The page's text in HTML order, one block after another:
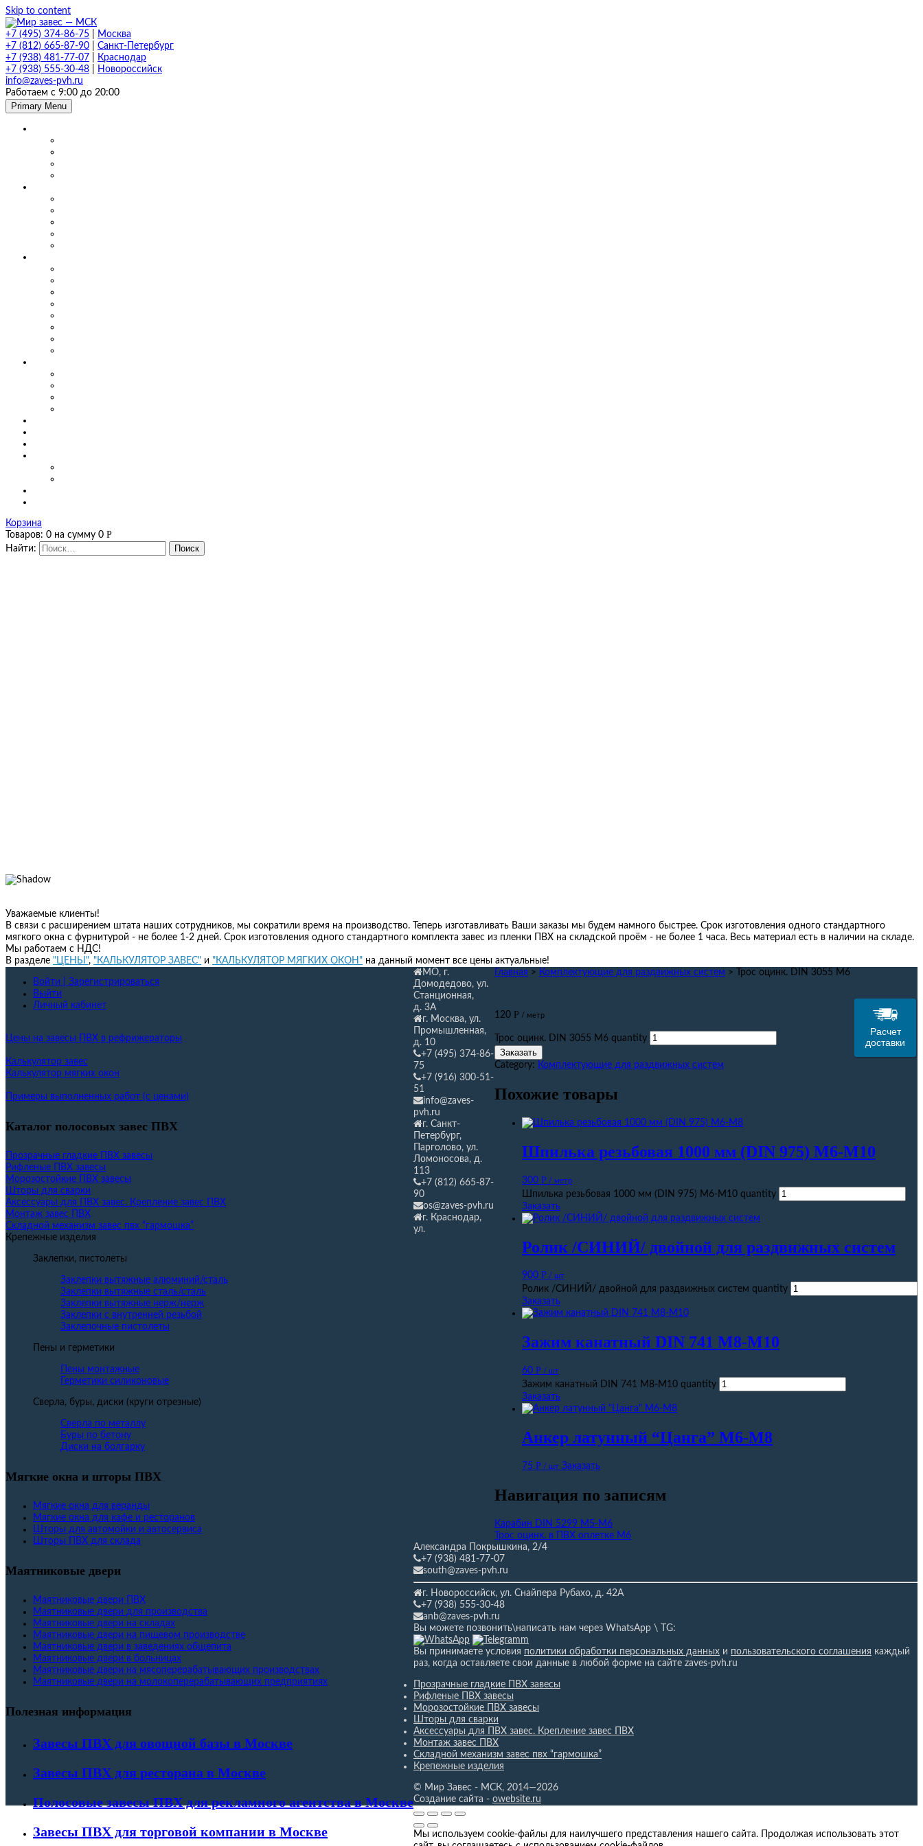
Skip to content
+7 (495) 374-86-75
Москва
+7 (812) 665-87-90
Санкт-Петербург
+7 (938) 481-77-07
Краснодар
+7 (938) 555-30-48
Новороссийск
info@zaves-pvh.ru
Работаем с 9:00 до 20:00
Primary Menu
Корзина
Товаров: 0 на сумму 0 Р
Найти:
Уважаемые клиенты!
В связи с расширением штата наших сотрудников, мы сократили время на производство. Теперь изготавливать Ваши заказы мы будем намного быстрее. Срок изготовления одного стандартного
мягкого окна с фурнитурой - не более 1-2 дней. Срок изготовления одного стандартного комплекта завес из пленки ПВХ на складской проём - не более 1 часа. Весь материал есть в наличии на складе.
Мы работаем с НДС!
В разделе "ЦЕНЫ", "КАЛЬКУЛЯТОР ЗАВЕС" и "КАЛЬКУЛЯТОР МЯГКИХ ОКОН" на данный момент все цены актуальные!
Главная > Комплектующие для раздвижных систем > Трос оцинк. DIN 3055 М6
120 Р / метр
Трос оцинк. DIN 3055 М6 quantity
Заказать
Category: Комплектующие для раздвижных систем
Похожие товары
Шпилька резьбовая 1000 мм (DIN 975) М6-М10
300 Р / метр
Шпилька резьбовая 1000 мм (DIN 975) М6-М10 quantity
Заказать
Ролик /СИНИЙ/ двойной для раздвижных систем
900 Р / шт
Ролик /СИНИЙ/ двойной для раздвижных систем quantity
Заказать
Зажим канатный DIN 741 М8-М10
60 Р / шт
Зажим канатный DIN 741 М8-М10 quantity
Заказать
Анкер латунный “Цанга” М6-М8
75 Р / шт Заказать
Навигация по записям
Карабин DIN 5299 М5-М6
Трос оцинк. в ПВХ оплетке М6
Войти | Зарегистрироваться
Выйти
Личный кабинет
Цены на завесы ПВХ в рефрижераторы
Калькулятор завес
Калькулятор мягких окон
Примеры выполненных работ (с ценами)
Каталог полосовых завес ПВХ
Прозрачные гладкие ПВХ завесы
Рифленые ПВХ завесы
Морозостойкие ПВХ завесы
Шторы для сварки
Аксессуары для ПВХ завес. Крепление завес ПВХ
Монтаж завес ПВХ
Складной механизм завес пвх “гармошка”
Крепежные изделия
Заклепки, пистолеты
Заклепки вытяжные алюминий/сталь
Заклепки вытяжные сталь/сталь
Заклепки вытяжные нерж/нерж
Заклепки с внутренней резьбой
Заклепочные пистолеты
Пены и герметики
Пены монтажные
Герметики силиконовые
Сверла, буры, диски (круги отрезные)
Сверла по металлу
Буры по бетону
Диски на болгарку
Мягкие окна и шторы ПВХ
Мягкие окна для веранды
Мягкие окна для кафе и ресторанов
Шторы для автомойки и автосервиса
Шторы ПВХ для склада
Маятниковые двери
Маятниковые двери ПВХ
Маятниковые двери для производства
Маятниковые двери на складах
Маятниковые двери на пищевом производстве
Маятниковые двери в заведениях общепита
Маятниковые двери в больницах
Маятниковые двери на мясоперерабатывающих производствах
Маятниковые двери на молокоперерабатывающих предприятиях
Полезная информация
Завесы ПВХ для овощной базы в Москве
Завесы ПВХ для ресторана в Москве
Полосовые завесы ПВХ для рекламного агентства в Москве
Завесы ПВХ для торговой компании в Москве
МО, г.
Домодедово, ул.
Станционная,
д. 3А
г. Москва, ул.
Промышленная,
д. 10
+7 (495) 374-86-
75
+7 (916) 300-51-
51
info@zaves-
pvh.ru
г. Санкт-
Петербург,
Парголово, ул.
Ломоносова, д.
113
+7 (812) 665-87-
90
os@zaves-pvh.ru
г. Краснодар,
ул.
Александра Покрышкина, 2/4
+7 (938) 481-77-07
south@zaves-pvh.ru
г. Новороссийск, ул. Снайпера Рубахо, д. 42А
+7 (938) 555-30-48
anb@zaves-pvh.ru
Вы можете позвонить\написать нам через WhatsApp \ TG:
Вы принимаете условия политики обработки персональных данных и пользовательского соглашения каждый
раз, когда оставляете свои данные в любой форме на сайте zaves-pvh.ru
Прозрачные гладкие ПВХ завесы
Рифленые ПВХ завесы
Морозостойкие ПВХ завесы
Шторы для сварки
Аксессуары для ПВХ завес. Крепление завес ПВХ
Монтаж завес ПВХ
Складной механизм завес пвх “гармошка”
Крепежные изделия
© Мир Завес - МСК, 2014—2026
Создание сайта - owebsite.ru
Мы используем cookie-файлы для наилучшего представления нашего сайта. Продолжая использовать этот
Расчет
доставки